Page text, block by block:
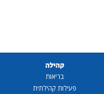
קהילה
בריאות
פעילות קהילתית